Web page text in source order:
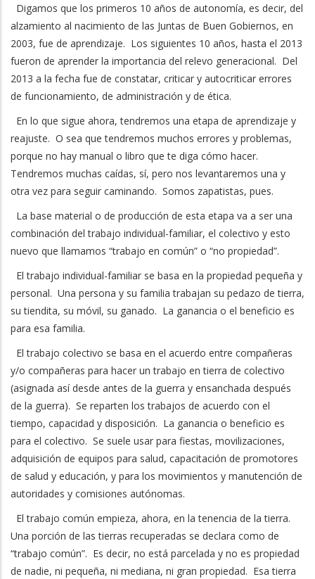
Digamos que los primeros 10 años de autonomía, es decir, del
alzamiento al nacimiento de las Juntas de Buen Gobiernos, en
2003, fue de aprendizaje. Los siguientes 10 años, hasta el 2013
fueron de aprender la importancia del relevo generacional. Del
2013 a la fecha fue de constatar, criticar y autocriticar errores
de funcionamiento, de administración y de ética.
En lo que sigue ahora, tendremos una etapa de aprendizaje y
reajuste. O sea que tendremos muchos errores y problemas,
porque no hay manual o libro que te diga cómo hacer.
Tendremos muchas caídas, sí, pero nos levantaremos una y
otra vez para seguir caminando. Somos zapatistas, pues.
La base material o de producción de esta etapa va a ser una
combinación del trabajo individual-familiar, el colectivo y esto
nuevo que llamamos “trabajo en común” o “no propiedad”.
El trabajo individual-familiar se basa en la propiedad pequeña y
personal. Una persona y su familia trabajan su pedazo de tierra,
su tiendita, su móvil, su ganado. La ganancia o el beneficio es
para esa familia.
El trabajo colectivo se basa en el acuerdo entre compañeras
y/o compañeras para hacer un trabajo en tierra de colectivo
(asignada así desde antes de la guerra y ensanchada después
de la guerra). Se reparten los trabajos de acuerdo con el
tiempo, capacidad y disposición. La ganancia o beneficio es
para el colectivo. Se suele usar para fiestas, movilizaciones,
adquisición de equipos para salud, capacitación de promotores
de salud y educación, y para los movimientos y manutención de
autoridades y comisiones autónomas.
El trabajo común empieza, ahora, en la tenencia de la tierra.
Una porción de las tierras recuperadas se declara como de
“trabajo común”. Es decir, no está parcelada y no es propiedad
de nadie, ni pequeña, ni mediana, ni gran propiedad. Esa tierra